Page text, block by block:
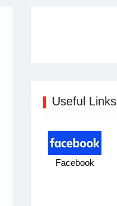
Useful Links
Facebook